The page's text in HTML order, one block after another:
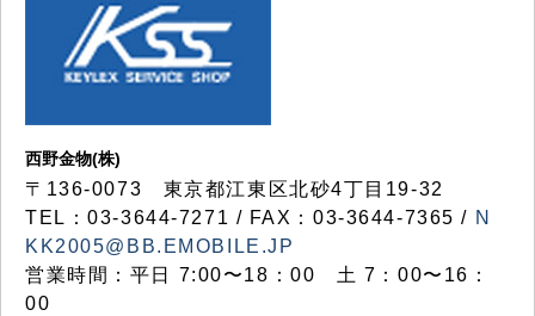
西野金物(株)
〒136-0073 東京都江東区北砂4丁目19-32
TEL：03‐3644‐7271 / FAX：03-3644-7365 / N
KK2005@BB.EMOBILE.JP
営業時間：平日 7:00〜18：00 土 7：00〜16：
00